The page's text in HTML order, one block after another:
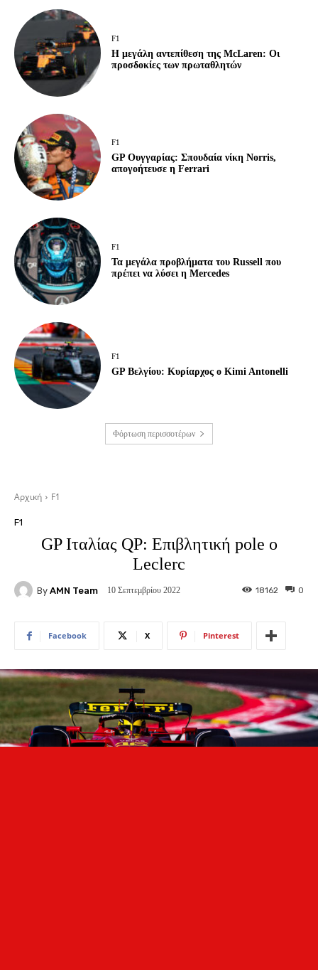
F1
Η μεγάλη αντεπίθεση της McLaren: Οι
προσδοκίες των πρωταθλητών
F1
GP Ουγγαρίας: Σπουδαία νίκη Norris,
απογοήτευσε η Ferrari
F1
Τα μεγάλα προβλήματα του Russell που
πρέπει να λύσει η Mercedes
F1
GP Βελγίου: Κυρίαρχος ο Kimi Antonelli
Φόρτωση περισσοτέρων